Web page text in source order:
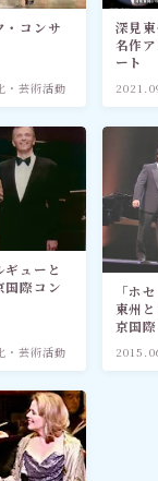
・コンサ
・芸術活動
深見
名作
ート
ューと
国際コン
・芸術活動
「ホ
東州
京国